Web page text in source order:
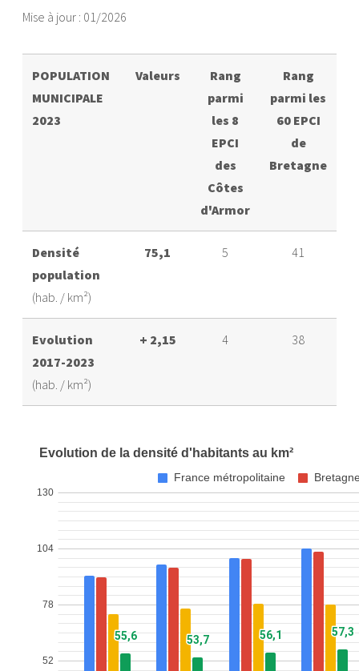
Mise à jour : 01/2026
POPULATION
MUNICIPALE
2023
Valeurs
Rang
parmi
les 8
EPCI
des
Côtes
d'Armor
Rang
parmi les
60 EPCI
de
Bretagne
Densité
population
(hab. / km²)
75,1 5 41
Evolution
2017-2023
(hab. / km²)
+ 2,15 4 38